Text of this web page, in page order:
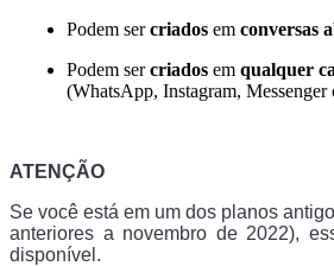
Podem sercriados em conversas
Podem sercriados em qualquer
(WhatsApp, Instagram, Messenger
ATENÇÃO
Se você está em um dos planos
anteriores a novembro de 2022),
disponível.